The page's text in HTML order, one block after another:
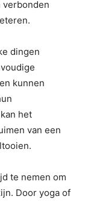
verbonden
dingen
kunnen
het
van een
te nemen om
Door yoga of